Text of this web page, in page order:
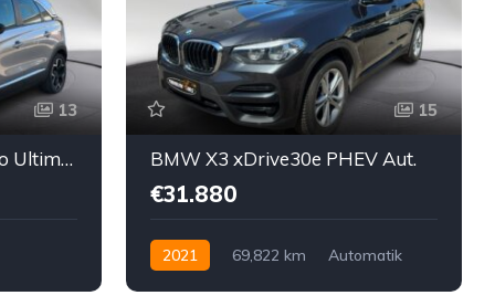
13
Opel Crossland 1,2 Turbo Ultimate
15
BMW X3 xDrive30e PHEV Aut.
€31.880
2021 69,822 km
Automatik